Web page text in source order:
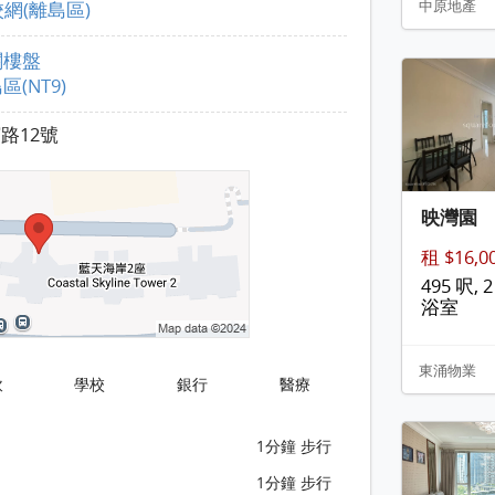
(離島區)
盤
(NT9)
12號
學校 銀行 醫療
1分鐘 步行
1分鐘 步行
中原地產
映灣園
租
495 呎,
浴室
東涌物業